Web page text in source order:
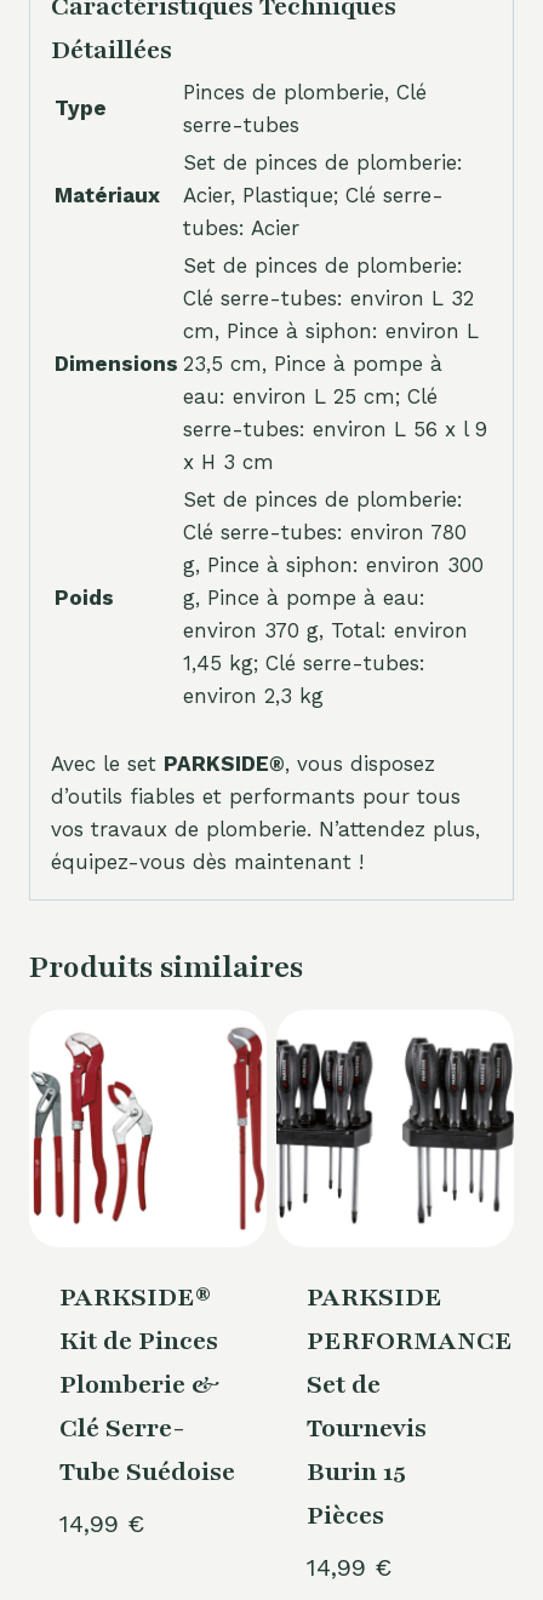
Caractéristiques Techniques
Détaillées
Type
Pinces de plomberie, Clé
serre-tubes
Matériaux
Set de pinces de plomberie:
Acier, Plastique; Clé serre-
tubes: Acier
Dimensions
Set de pinces de plomberie:
Clé serre-tubes: environ L 32
cm, Pince à siphon: environ L
23,5 cm, Pince à pompe à
eau: environ L 25 cm; Clé
serre-tubes: environ L 56 x l 9
x H 3 cm
Poids
Set de pinces de plomberie:
Clé serre-tubes: environ 780
g, Pince à siphon: environ 300
g, Pince à pompe à eau:
environ 370 g, Total: environ
1,45 kg; Clé serre-tubes:
environ 2,3 kg
Avec le set PARKSIDE®, vous disposez
d’outils fiables et performants pour tous
vos travaux de plomberie. N’attendez plus,
équipez-vous dès maintenant !
Produits similaires
PARKSIDE®
Kit de Pinces
Plomberie &
Clé Serre-
Tube Suédoise
14,99 €
PARKSIDE
PERFORMANCE®
Set de
Tournevis
Burin 15
Pièces
14,99 €